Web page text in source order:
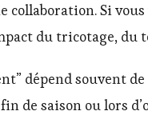
collaboration. Si
du tricotage, du
dépend souvent
de saison ou lors